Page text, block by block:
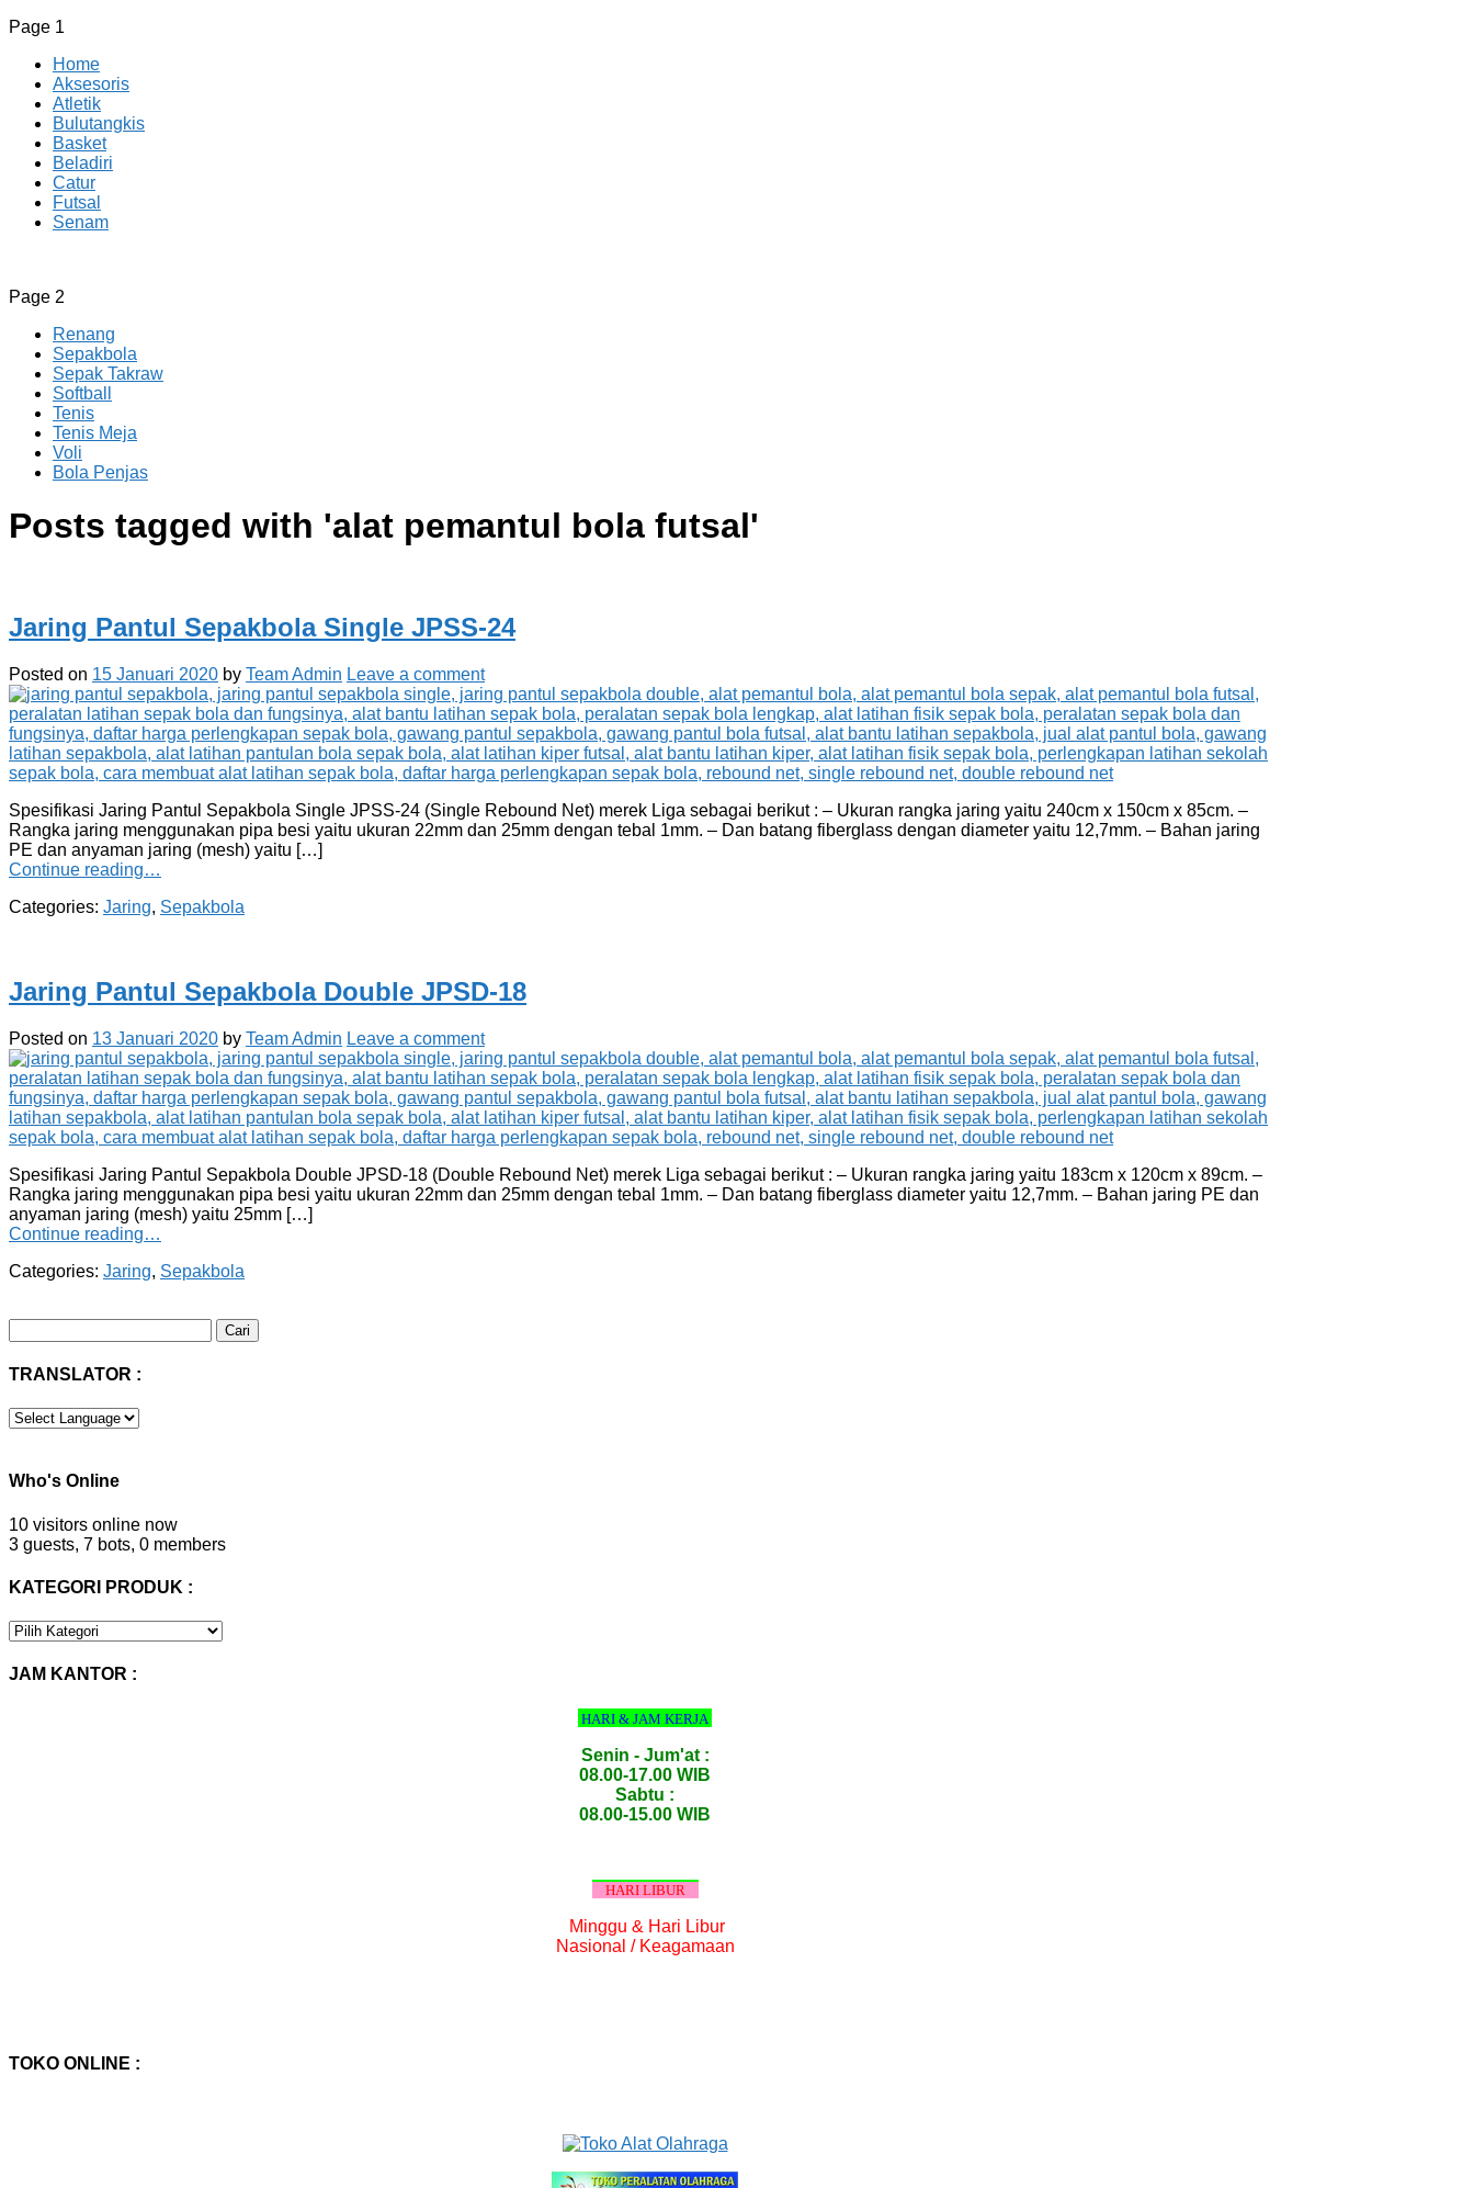
Page 1
Home
Aksesoris
Atletik
Bulutangkis
Basket
Beladiri
Catur
Futsal
Senam
CV JAYA BERSAMA Co Id
Menyediakan Semua Perlengkapan Olahraga Yang Lengkap, Berkualitas Dengan Harga Yang Murah
Page 2
Renang
Sepakbola
Sepak Takraw
Softball
Tenis
Tenis Meja
Voli
Bola Penjas
Posts tagged with 'alat pemantul bola futsal'
Jaring Pantul Sepakbola Single JPSS-24
Posted on 15 Januari 2020 by Team Admin Leave a comment
Spesifikasi Jaring Pantul Sepakbola Single JPSS-24 (Single Rebound Net) merek Liga sebagai berikut : – Ukuran rangka jaring yaitu 240cm x 150cm x 85cm. –
Rangka jaring menggunakan pipa besi yaitu ukuran 22mm dan 25mm dengan tebal 1mm. – Dan batang fiberglass dengan diameter yaitu 12,7mm. – Bahan jaring
PE dan anyaman jaring (mesh) yaitu […]
Continue reading…
Categories: Jaring, Sepakbola
Jaring Pantul Sepakbola Double JPSD-18
Posted on 13 Januari 2020 by Team Admin Leave a comment
Spesifikasi Jaring Pantul Sepakbola Double JPSD-18 (Double Rebound Net) merek Liga sebagai berikut : – Ukuran rangka jaring yaitu 183cm x 120cm x 89cm. –
Rangka jaring menggunakan pipa besi yaitu ukuran 22mm dan 25mm dengan tebal 1mm. – Dan batang fiberglass diameter yaitu 12,7mm. – Bahan jaring PE dan
anyaman jaring (mesh) yaitu 25mm […]
Continue reading…
Categories: Jaring, Sepakbola
untuk:
TRANSLATOR :
Who's Online
10 visitors online now
3 guests, 7 bots, 0 members
KATEGORI PRODUK :
KATEGORI
JAM KANTOR :
HARI & JAM KERJA
Senin - Jum'at :
08.00-17.00 WIB
Sabtu :
08.00-15.00 WIB
HARI LIBUR
Minggu & Hari Libur
Nasional / Keagamaan
TOKO ONLINE :